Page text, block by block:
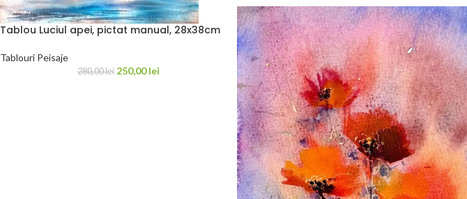
Tablou Luciul apei, pictat manual, 28x38cm
Tablouri Peisaje
280,00lei 250,00lei